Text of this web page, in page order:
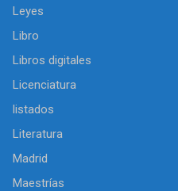
Leyes
Libro
Libros digitales
Licenciatura
listados
Literatura
Madrid
Maestrías